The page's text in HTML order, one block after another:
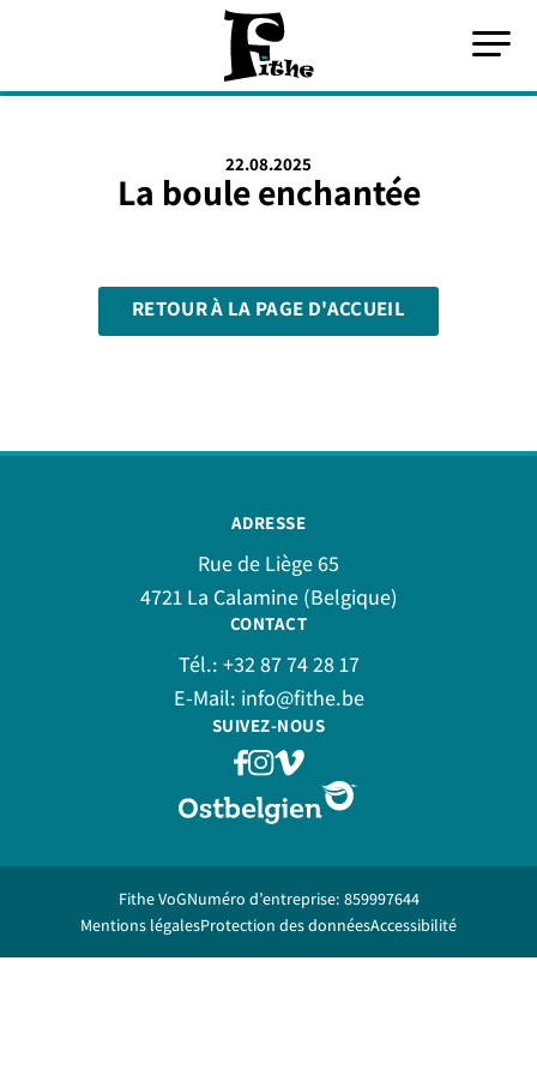
22.08.2025
La boule enchantée
RETOUR À LA PAGE D'ACCUEIL
ADRESSE
Rue de Liège 65
4721 La Calamine (Belgique)
CONTACT
Tél.: +32 87 74 28 17
E-Mail: info@fithe.be
SUIVEZ-NOUS
Fithe VoGNuméro d’entreprise: 859997644
Mentions légalesProtection des donnéesAccessibilité